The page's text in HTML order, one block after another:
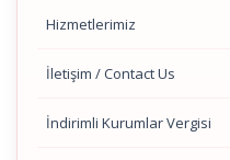
Hizmetlerimiz
İletişim / Contact Us
İndirimli Kurumlar Vergisi